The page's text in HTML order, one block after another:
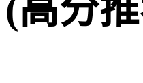
(高分